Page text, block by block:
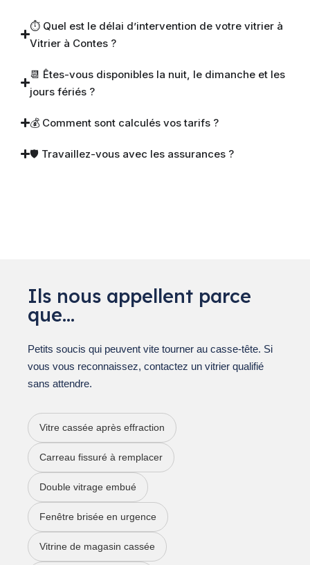
⏱ Quel est le délai d’intervention de votre vitrier à
Vitrier à Contes ?
📆 Êtes-vous disponibles la nuit, le dimanche et les
jours fériés ?
💰 Comment sont calculés vos tarifs ?
🛡 Travaillez-vous avec les assurances ?
Ils nous appellent parce
que…
Petits soucis qui peuvent vite tourner au casse-tête. Si
vous vous reconnaissez, contactez un vitrier qualifié
sans attendre.
Vitre cassée après effraction
Carreau fissuré à remplacer
Double vitrage embué
Fenêtre brisée en urgence
Vitrine de magasin cassée